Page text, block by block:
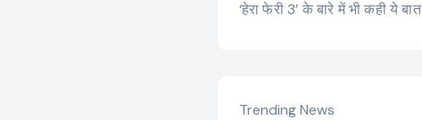
‘हेरा फेरी 3’ के बारे में भी कही ये बात
Trending News